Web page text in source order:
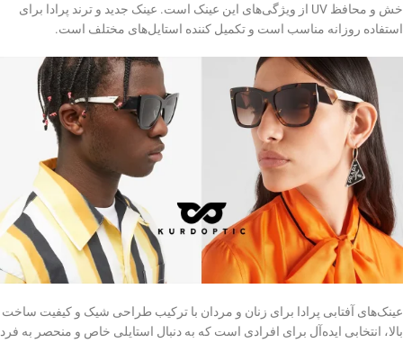
خش و محافظ UV از ویژگی‌های این عینک است. عینک جدید و ترند پرادا برای
استفاده روزانه مناسب است و تکمیل کننده استایل‌های مختلف است.
عینک‌های آفتابی پرادا برای زنان و مردان با ترکیب طراحی شیک و کیفیت ساخت
بالا، انتخابی ایده‌آل برای افرادی است که به دنبال استایلی خاص و منحصر به فرد